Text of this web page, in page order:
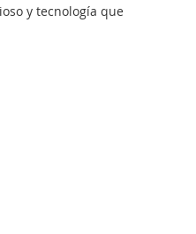
y tecnología que